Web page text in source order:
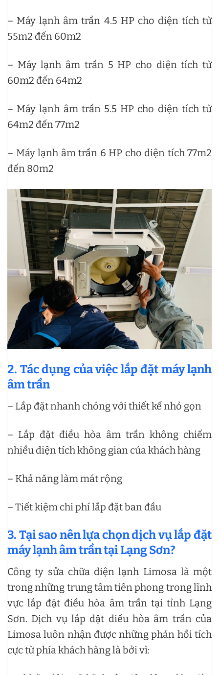
– Máy lạnh âm trần 4.5 HP cho diện tích từ
55m2 đến 60m2
– Máy lạnh âm trần 5 HP cho diện tích từ
60m2 đến 64m2
– Máy lạnh âm trần 5.5 HP cho diện tích từ
64m2 đến 77m2
– Máy lạnh âm trần 6 HP cho diện tích 77m2
đến 80m2
2. Tác dụng của việc lắp đặt máy lạnh
âm trần
– Lắp đặt nhanh chóng với thiết kế nhỏ gọn
– Lắp đặt điều hòa âm trần không chiếm
nhiều diện tích không gian của khách hàng
– Khả năng làm mát rộng
– Tiết kiệm chi phí lắp đặt ban đầu
3. Tại sao nên lựa chọn dịch vụ lắp đặt
máy lạnh âm trần tại Lạng Sơn?
Công ty sửa chữa điện lạnh Limosa là một
trong những trung tâm tiên phong trong lĩnh
vực lắp đặt điều hòa âm trần tại tỉnh Lạng
Sơn. Dịch vụ lắp đặt điều hòa âm trần của
Limosa luôn nhận được những phản hồi tích
cực từ phía khách hàng là bởi vì: